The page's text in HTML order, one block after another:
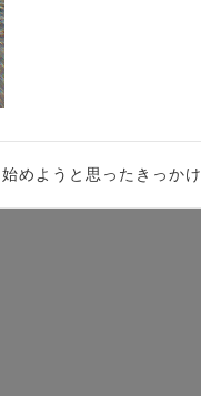
めようと思ったきっかけ